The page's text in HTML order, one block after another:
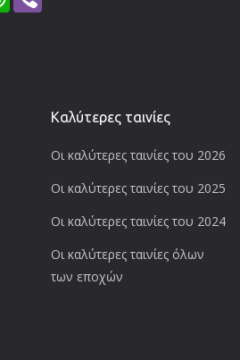
Καλύτερες ταινίες
Οι καλύτερες ταινίες του 2026
Οι καλύτερες ταινίες του 2025
Οι καλύτερες ταινίες του 2024
Οι καλύτερες ταινίες όλων
των εποχών